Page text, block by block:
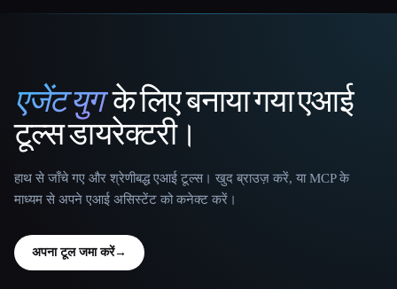
That AI Collection
एजेंट युगके लिए बनाया गया एआई
टूल्स डायरेक्टरी।
हाथ से जाँचे गए और श्रेणीबद्ध एआई टूल्स। खुद ब्राउज़ करें, या MCP के
माध्यम से अपने एआई असिस्टेंट को कनेक्ट करें।
अपना टूल जमा करें→